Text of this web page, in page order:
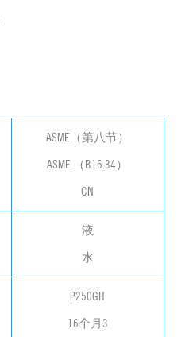
ASME（第八节）
ASME （B16.34）
CN
液
水
P250GH
16个月3